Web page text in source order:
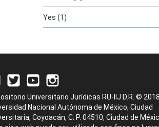
Yes (1)
Universitario Jurídicas RU-IIJ D.R. © 2018.
Nacional Autónoma de México, Ciudad
Coyoacán, C. P. 04510, Ciudad de